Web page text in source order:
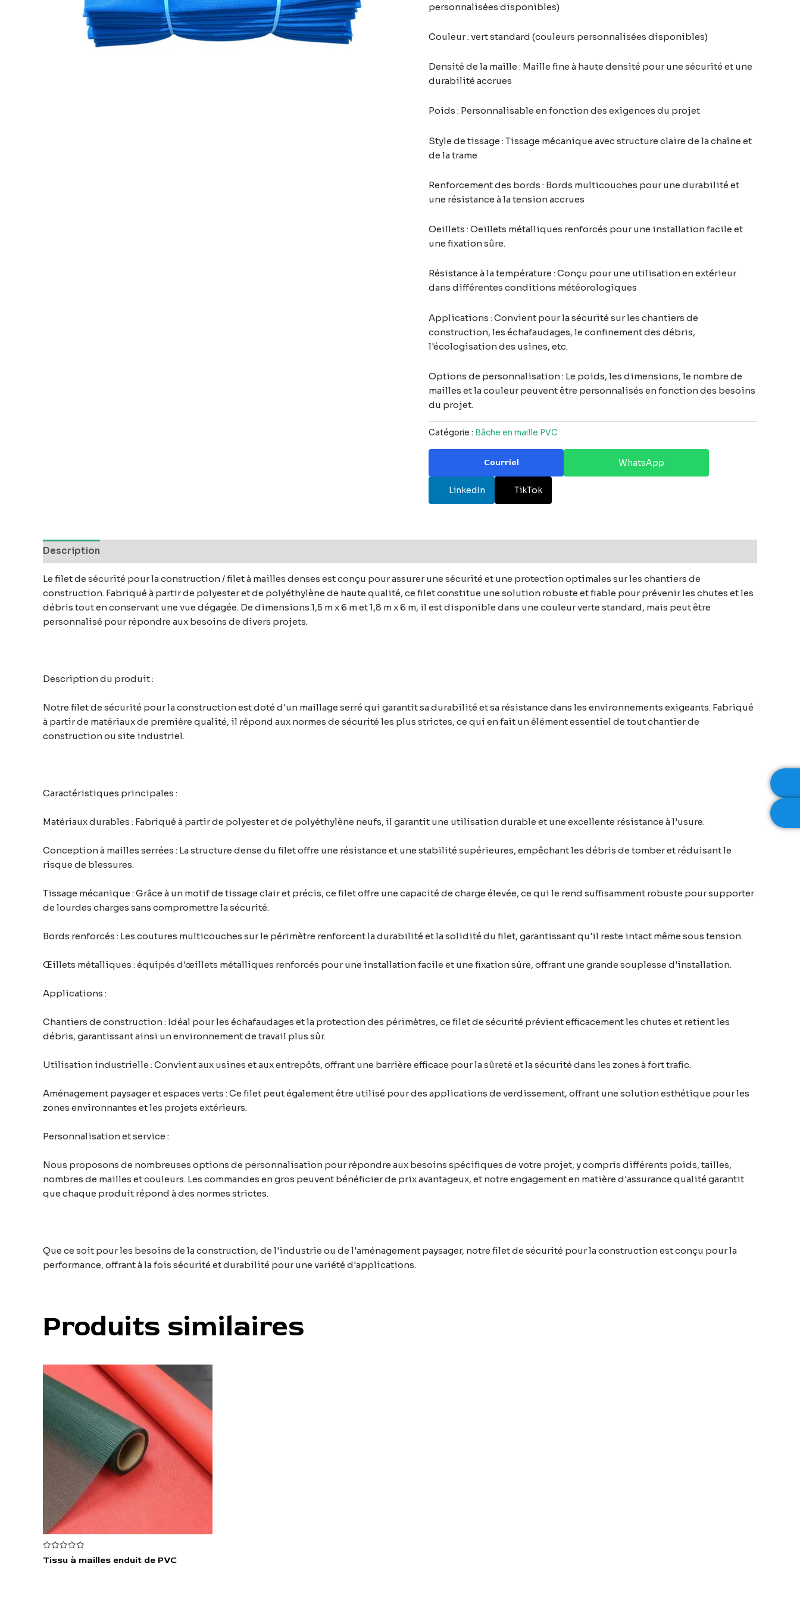
personnalisées disponibles)
Couleur : vert standard (couleurs personnalisées disponibles)
Densité de la maille : Maille fine à haute densité pour une sécurité et une
durabilité accrues
Poids : Personnalisable en fonction des exigences du projet
Style de tissage : Tissage mécanique avec structure claire de la chaîne et
de la trame
Renforcement des bords : Bords multicouches pour une durabilité et
une résistance à la tension accrues
Oeillets : Oeillets métalliques renforcés pour une installation facile et
une fixation sûre.
Résistance à la température : Conçu pour une utilisation en extérieur
dans différentes conditions météorologiques
Applications : Convient pour la sécurité sur les chantiers de
construction, les échafaudages, le confinement des débris,
l'écologisation des usines, etc.
Options de personnalisation : Le poids, les dimensions, le nombre de
mailles et la couleur peuvent être personnalisés en fonction des besoins
du projet.
Catégorie : Bâche en maille PVC
Courriel WhatsApp
LinkedIn TikTok
Description
Le filet de sécurité pour la construction / filet à mailles denses est conçu pour assurer une sécurité et une protection optimales sur les chantiers de
construction. Fabriqué à partir de polyester et de polyéthylène de haute qualité, ce filet constitue une solution robuste et fiable pour prévenir les chutes et les
débris tout en conservant une vue dégagée. De dimensions 1,5 m x 6 m et 1,8 m x 6 m, il est disponible dans une couleur verte standard, mais peut être
personnalisé pour répondre aux besoins de divers projets.
Description du produit :
Notre filet de sécurité pour la construction est doté d'un maillage serré qui garantit sa durabilité et sa résistance dans les environnements exigeants. Fabriqué
à partir de matériaux de première qualité, il répond aux normes de sécurité les plus strictes, ce qui en fait un élément essentiel de tout chantier de
construction ou site industriel.
Caractéristiques principales :
Matériaux durables : Fabriqué à partir de polyester et de polyéthylène neufs, il garantit une utilisation durable et une excellente résistance à l'usure.
Conception à mailles serrées : La structure dense du filet offre une résistance et une stabilité supérieures, empêchant les débris de tomber et réduisant le
risque de blessures.
Tissage mécanique : Grâce à un motif de tissage clair et précis, ce filet offre une capacité de charge élevée, ce qui le rend suffisamment robuste pour supporter
de lourdes charges sans compromettre la sécurité.
Bords renforcés : Les coutures multicouches sur le périmètre renforcent la durabilité et la solidité du filet, garantissant qu'il reste intact même sous tension.
Œillets métalliques : équipés d'œillets métalliques renforcés pour une installation facile et une fixation sûre, offrant une grande souplesse d'installation.
Applications :
Chantiers de construction : Idéal pour les échafaudages et la protection des périmètres, ce filet de sécurité prévient efficacement les chutes et retient les
débris, garantissant ainsi un environnement de travail plus sûr.
Utilisation industrielle : Convient aux usines et aux entrepôts, offrant une barrière efficace pour la sûreté et la sécurité dans les zones à fort trafic.
Aménagement paysager et espaces verts : Ce filet peut également être utilisé pour des applications de verdissement, offrant une solution esthétique pour les
zones environnantes et les projets extérieurs.
Personnalisation et service :
Nous proposons de nombreuses options de personnalisation pour répondre aux besoins spécifiques de votre projet, y compris différents poids, tailles,
nombres de mailles et couleurs. Les commandes en gros peuvent bénéficier de prix avantageux, et notre engagement en matière d'assurance qualité garantit
que chaque produit répond à des normes strictes.
Que ce soit pour les besoins de la construction, de l'industrie ou de l'aménagement paysager, notre filet de sécurité pour la construction est conçu pour la
performance, offrant à la fois sécurité et durabilité pour une variété d'applications.
Produits similaires
Note
0
Tissu à mailles enduit de PVC